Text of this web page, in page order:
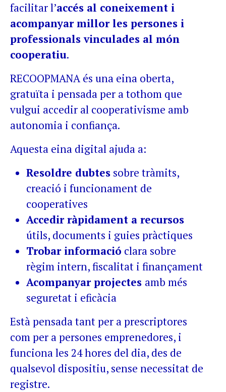
facilitar l’accés al coneixement i
acompanyar millor les persones i
professionals vinculades al món
cooperatiu.
RECOOPMANA és una eina oberta,
gratuïta i pensada per a tothom que
vulgui accedir al cooperativisme amb
autonomia i confiança.
Aquesta eina digital ajuda a:
Resoldre dubtes sobre tràmits,
creació i funcionament de
cooperatives
Accedir ràpidament a recursos
útils, documents i guies pràctiques
Trobar informació clara sobre
règim intern, fiscalitat i finançament
Acompanyar projectes amb més
seguretat i eficàcia
Està pensada tant per a prescriptores
com per a persones emprenedores, i
funciona les 24 hores del dia, des de
qualsevol dispositiu, sense necessitat de
registre.